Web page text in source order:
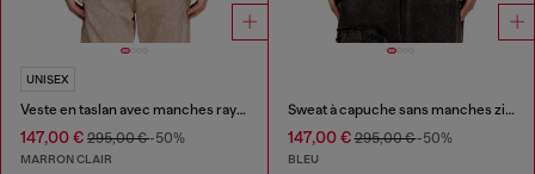
UNISEX
Veste en taslan avec manches rayées
147,00 € 295,00 €-50%
MARRON CLAIR
Sweat à capuche sans manches zippé avec doublure en teddy
147,00 €295,00 €-50%
BLEU